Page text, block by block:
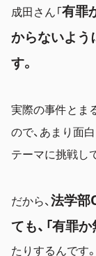
成田さん「有罪
からないよう
す。
実際の事件とま
ので、あまり面
テーマに挑戦し
だから、法学部
ても、「有罪
たりするんです。